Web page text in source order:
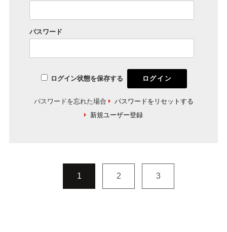
パスワード
ログイン状態を保存する
パスワードを忘れた場合
パスワードをリセットする
新規ユーザー登録
1 2 3